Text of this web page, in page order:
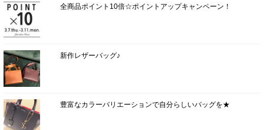
全商品ポイント10倍☆ポイントアップキャンペーン！
新作レザーバッグ♪
豊富なカラーバリエーションで自分らしいバッグを★